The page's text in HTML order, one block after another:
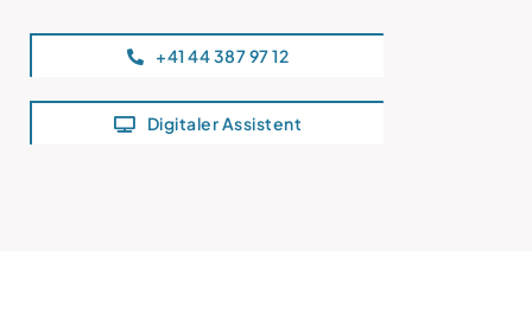
+41 44 387 97 12
Digitaler Assistent